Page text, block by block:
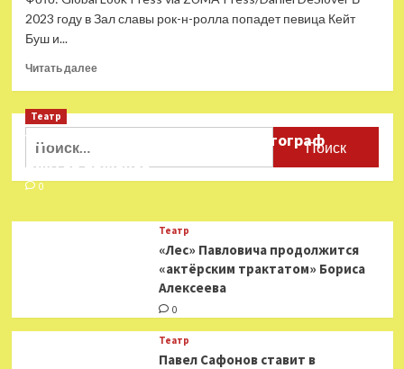
2023 году в Зал славы рок-н-ролла попадет певица Кейт
Буш и...
Читать далееПрочитать
Певица
и
рэперша
Эллиотт
н-
Найти:
Театр
Ушёл из жизни театральный фотограф
Виктор Баженов
0
Театр
«Лес» Павловича продолжится
«актёрским трактатом» Бориса
Алексеева
0
Театр
Павел Сафонов ставит в